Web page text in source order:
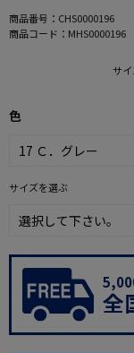
商品番号： CHS0000196
商品コード： MHS0000196
サ
色
サイズを選ぶ
全